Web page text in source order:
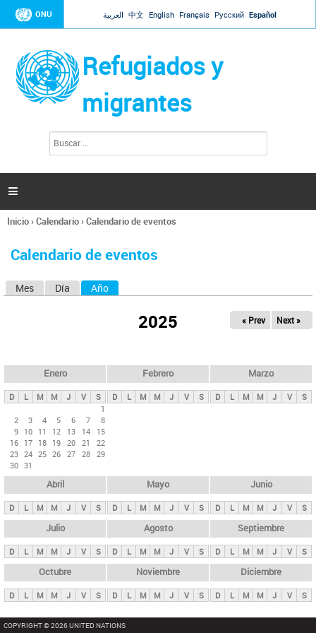
Jump to navigation
ONU العربية 中文 English Français Русский Español
Refugiados y
migrantes
l
d
s

Se
usted
Inicio›Calendario›Calendario de eventos
Calendario de eventos
s
p
n
c
i
p
l
e
s
Mes Día Año
2025 « Prev Next »
Enero
D L M M J V
S
1
2
3 4 5 6 7
8
9 10 11 12 13 14
15
16 17 18 19 20 21
22
23 24 25 26 27 28 29
30 31
Febrero
D L M M J V S
Marzo
D L M M J V S
Abril
D L M M J V S
Mayo
D L M M J V S
Junio
D L M M J V S
Julio
D L M M J V S
Agosto
D L M M J V S
Septiembre
D L M M J V S
Octubre
D L M M J V S
Noviembre
D L M M J V S
Diciembre
D L M M J V S
COPYRIGHT © 2026 UNITED NATIONS